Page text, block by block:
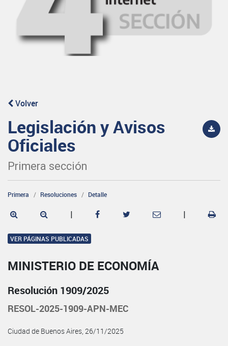
Volver
Legislación y Avisos
Oficiales
Primera sección
Primera Resoluciones Detalle
| |
VER PÁGINAS PUBLICADAS
MINISTERIO DE ECONOMÍA
Resolución 1909/2025
RESOL-2025-1909-APN-MEC
Ciudad de Buenos Aires, 26/11/2025